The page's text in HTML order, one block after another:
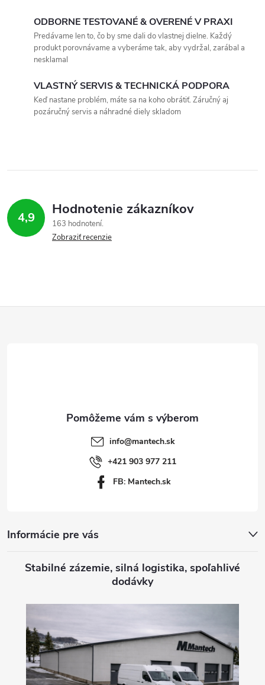
ODBORNE TESTOVANÉ & OVERENÉ V PRAXI
Predávame len to, čo by sme dali do vlastnej dielne. Každý
produkt porovnávame a vyberáme tak, aby vydržal, zarábal a
nesklamal
VLASTNÝ SERVIS & TECHNICKÁ PODPORA
Keď nastane problém, máte sa na koho obrátiť. Záručný aj
pozáručný servis a náhradné diely skladom
4,9 Hodnotenie zákazníkov
163 hodnotení
Zobraziť recenzie
info@mantech.sk
+421 903 977 211
FB: Mantech.sk
Informácie pre vás
Stabilné zázemie, silná logistika, spoľahlivé
dodávky